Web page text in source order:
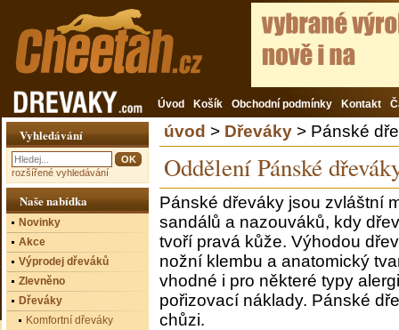
Úvod Košík Obchodní podmínky Kontakt
úvod > Dřeváky > Pánské
Oddělení Pánské
Pánské dřeváky jsou zvláštní
sandálů a nazouváků, kdy
tvoří pravá kůže. Výhodou
nožní klembu a anatomický
vhodné i pro některé typy
pořizovací náklady. Pánské
chůzi.
Vyhledávání
rozšířené vyhledávání
Naše nabídka
Novinky
Akce
Výprodej dřeváků
Zlevněno
Dřeváky
Komfortní dřeváky